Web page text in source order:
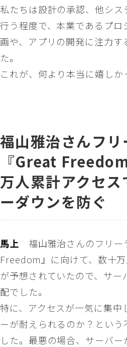
私たちは設計の承認、他シス
行う程度で、本業であるプロ
画や、アプリの開発に注力す
た。
これが、何より本当に嬉しか
福山雅治さんフリ
『Great
万人累計アクセス
ーダウンを防ぐ
馬上 福山雅治さんのフリ
Freedom』に向けて、数十
が予想されていたので、サー
配でした。
特に、アクセスが一気に集中
ーが耐えられるのか？という
した。最悪の場合、サーバ